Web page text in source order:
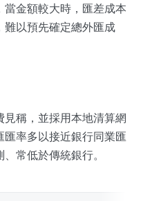
金額較大時，匯差成本
難以預先確定總外匯成
稱，並採用本地清算網
率多以接近銀行同業匯
常低於傳統銀行。